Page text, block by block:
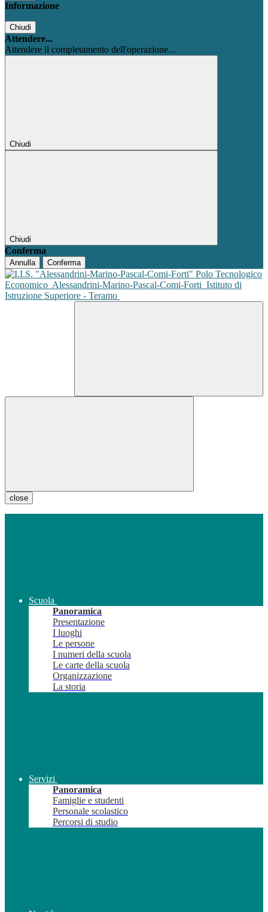
Informazione
Chiudi
Attendere...
Attendere il completamento dell'operazione...
Chiudi
Chiudi
Conferma
Annulla Conferma
Polo Tecnologico
Economico Alessandrini-Marino-Pascal-Comi-Forti Istituto di
Istruzione Superiore - Teramo
close
Scuola
Panoramica
Presentazione
I luoghi
Le persone
I numeri della scuola
Le carte della scuola
Organizzazione
La storia
Servizi
Panoramica
Famiglie e studenti
Personale scolastico
Percorsi di studio